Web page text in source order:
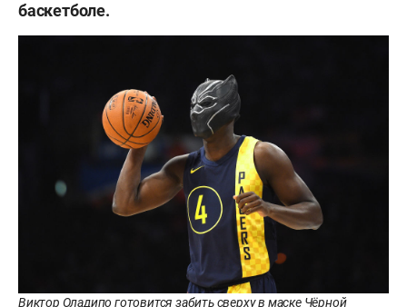
баскетболе.
Виктор Оладипо готовится забить сверху в маске Чёрной